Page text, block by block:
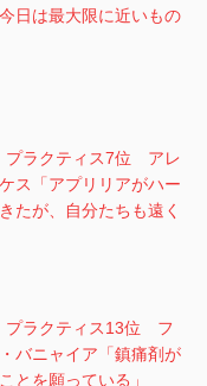
日は最大限に近いもの
ラクティス7位 アレ
ス「アプリリアがハー
たが、自分たちも遠く
ラクティス13位 フ
バニャイア「鎮痛剤が
とを願っている」